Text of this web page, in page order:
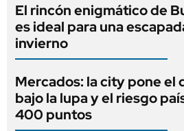
El rincón enigmático de
es ideal para una
invierno
Mercados: la city pone el
bajo la lupa y el riesgo
400 puntos